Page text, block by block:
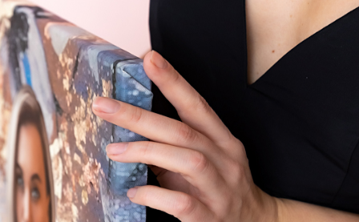
Ваш город:
Ваш регион доставки
Выберите из списка: